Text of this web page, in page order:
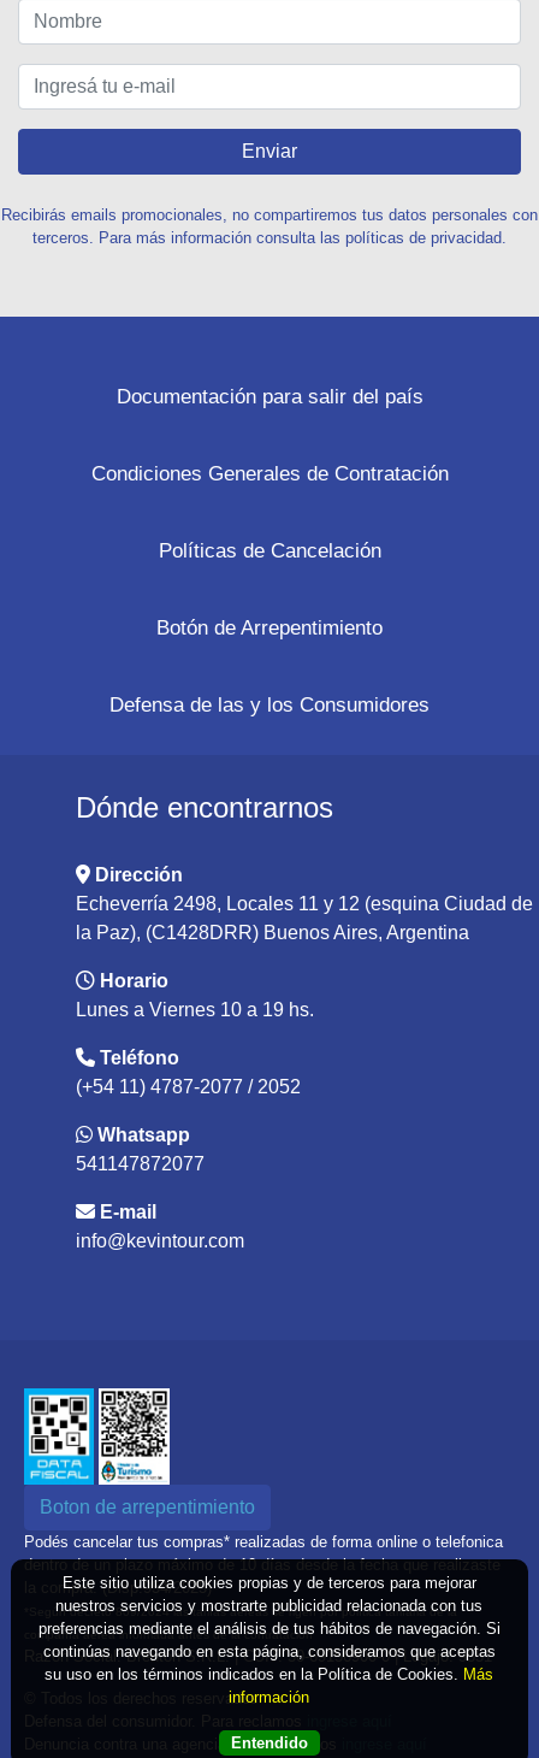
Enviar
Recibirás emails promocionales, no compartiremos tus datos personales con
terceros. Para más información consulta las políticas de privacidad.
Documentación para salir del país
Condiciones Generales de Contratación
Políticas de Cancelación
Botón de Arrepentimiento
Defensa de las y los Consumidores
Dónde encontrarnos
Dirección
Echeverría 2498, Locales 11 y 12 (esquina Ciudad de
la Paz), (C1428DRR) Buenos Aires, Argentina
Horario
Lunes a Viernes 10 a 19 hs.
Teléfono
(+54 11) 4787-2077 / 2052
Whatsapp
541147872077
E-mail
info@kevintour.com
Boton de arrepentimiento
Podés cancelar tus compras* realizadas de forma online o telefonica
dentro de un plazo máximo de 10 días desde la fecha que realizaste
la compra. (Disp.954/2025)
*Según decreto 809/2024 las tarifas aéreas se rigen por política tarifaria de la
compañía aérea informada antes de la contratación
Razón Social: Brenton S.R.L. | CUIT: 30-69156900-0 | Legajo: 9551
© Todos los derechos reservados
Denuncia contra una agencia. Para reclamos
Este sitio utiliza cookies propias y de terceros para mejorar
nuestros servicios y mostrarte publicidad relacionada con tus
preferencias mediante el análisis de tus hábitos de navegación. Si
continúas navegando en esta página, consideramos que aceptas
su uso en los términos indicados en la Política de Cookies. Más
información
Entendido